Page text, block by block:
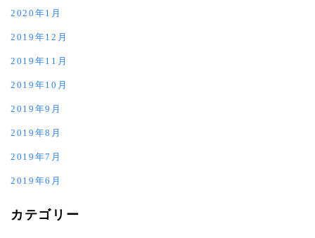
2020年1月
2019年12月
2019年11月
2019年10月
2019年9月
2019年8月
2019年7月
2019年6月
カテゴリー